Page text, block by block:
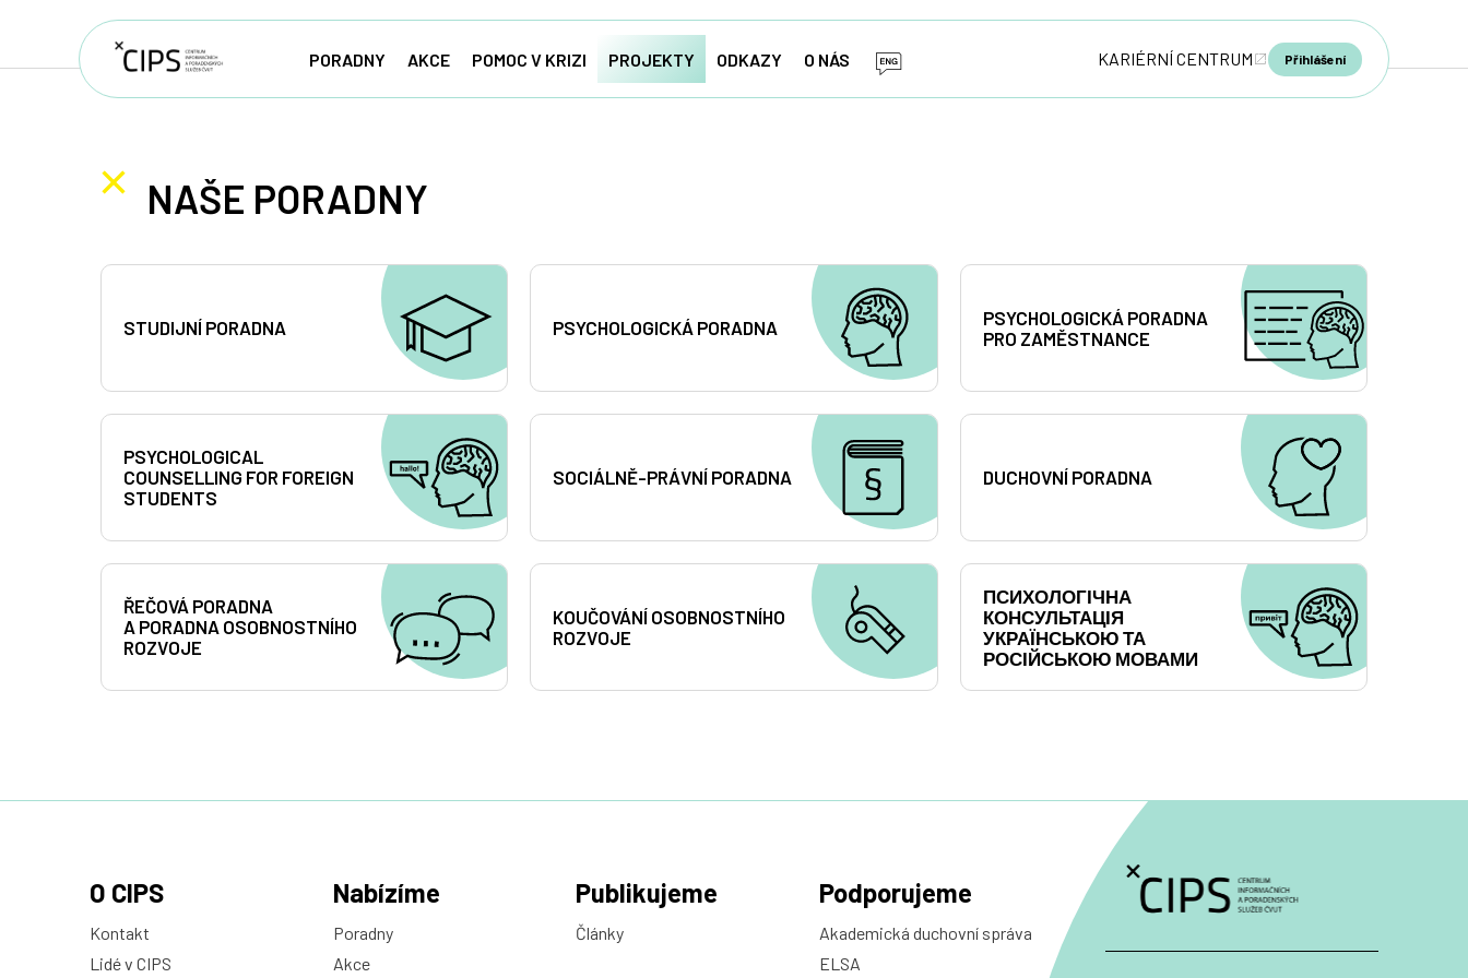
PORADNY AKCE POMOC V KRIZI PROJEKTY ODKAZY O NÁS KARIÉRNÍ CENTRUM Přihlášení
NAŠE PORADNY
STUDIJNÍ PORADNA PSYCHOLOGICKÁ PORADNA
PSYCHOLOGICKÁ PORADNA
PRO ZAMĚSTNANCE
PSYCHOLOGICAL
COUNSELLING FOR FOREIGN
STUDENTS
SOCIÁLNĚ-PRÁVNÍ PORADNA DUCHOVNÍ PORADNA
ŘEČOVÁ PORADNA
A PORADNA OSOBNOSTNÍHO
ROZVOJE
KOUČOVÁNÍ OSOBNOSTNÍHO
ROZVOJE
ПСИХОЛОГІЧНА
КОНСУЛЬТАЦІЯ
УКРАЇНСЬКОЮ ТА
РОСІЙСЬКОЮ МОВАМИ
O CIPS
Kontakt
Lidé v CIPS
Nabízíme
Poradny
Akce
Publikujeme
Články
Podporujeme
Akademická duchovní správa
ELSA